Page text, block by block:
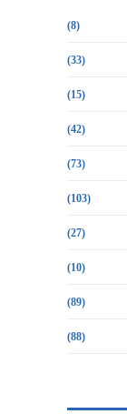
(8)
(33)
(15)
(42)
(73)
(103)
(27)
(10)
(89)
(88)